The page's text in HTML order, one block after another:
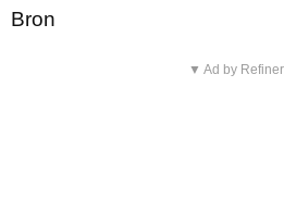
Bron
▼ Ad by